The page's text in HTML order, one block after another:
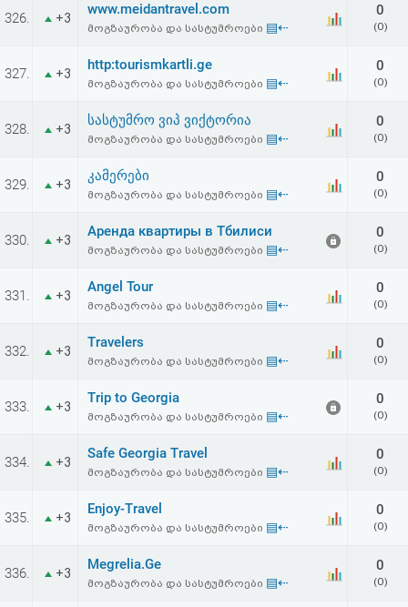
HTML
სალიცენზიო
შეთანხმება
უარყოფა
326. +3
www.meidantravel.com
მოგზაურობა და სასტუმროები ▤⇠
0
(0)
327. +3
http:tourismkartli.ge
მოგზაურობა და სასტუმროები ▤⇠
0
(0)
328. +3
სასტუმრო ვიპ ვიქტორია
მოგზაურობა და სასტუმროები ▤⇠
0
(0)
329. +3
კამერები
მოგზაურობა და სასტუმროები ▤⇠
0
(0)
330. +3
Аренда квартиры в Тбилиси
მოგზაურობა და სასტუმროები ▤⇠
0
(0)
331. +3
Angel Tour
მოგზაურობა და სასტუმროები ▤⇠
0
(0)
332. +3
Travelers
მოგზაურობა და სასტუმროები ▤⇠
0
(0)
333. +3
Trip to Georgia
მოგზაურობა და სასტუმროები ▤⇠
0
(0)
334. +3
Safe Georgia Travel
მოგზაურობა და სასტუმროები ▤⇠
0
(0)
335. +3
Enjoy-Travel
მოგზაურობა და სასტუმროები ▤⇠
0
(0)
336. +3
Megrelia.Ge
მოგზაურობა და სასტუმროები ▤⇠
0
(0)